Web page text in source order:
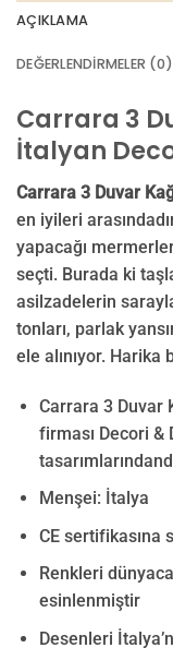
AÇIKLAMA
DEĞERLENDIRMELER (0)
Carrara 3
İtalyan
Carrara 3 Duvar
en iyileri
yapacağı
seçti. Burada ki
asilzadelerin
tonları, parlak
ele alınıyor. Harika
Carrara 3 Duvar
firması Decori &
Menşei: İtalya
CE sertifikasına
Renkleri
esinlenmiştir
Desenleri